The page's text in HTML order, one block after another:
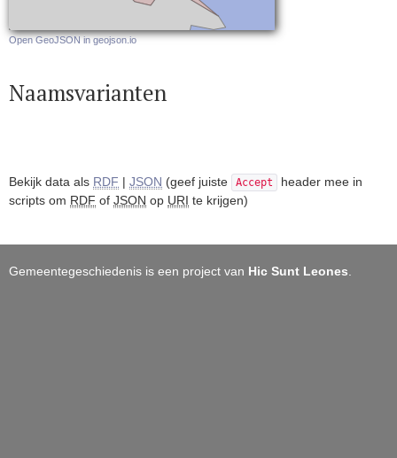
Open GeoJSON in geojson.io
Naamsvarianten
Bekijk data als RDF | JSON (geef juiste Accept
header mee in
scripts om RDF of JSON op URI te krijgen)
Gemeentegeschiedenis is een project van Hic Sunt Leones